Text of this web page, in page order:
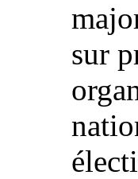
sur